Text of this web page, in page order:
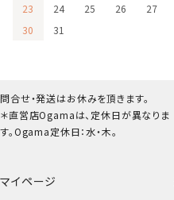
マイページ
23
24 25 26 27
30
31
問合せ・発送はお休みを頂きます。
＊直営店Ogamaは、定休日が異なりま
す。Ogama定休日：水・木。